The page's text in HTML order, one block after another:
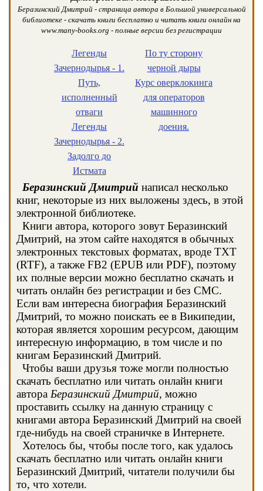
Беразинский Дмитрий - страница автора в Большой универсальной
библиотеке - скачать книги бесплатно и читать книги онлайн на
www.many-books.org - полные версии без регистрации
Легенды
Зачернодырья - 1.
Путь,
исполненный
отваги
Легенды
Зачернодырья - 2.
Задолго до
Истмата
По ту сторону
черной дыры
Курс оверклокинга
для операторов
машинного
доения.
Беразинский Дмитрий написал несколько
книг, некоторые из них выложены здесь, в этой
электронной библиотеке.
Книги автора, которого зовут Беразинский
Дмитрий, на этом сайте находятся в обычных
электронных текстовых форматах, вроде TXT
(RTF), а также FB2 (EPUB или PDF), поэтому
их полные версии можно бесплатно скачать и
читать онлайн без регистрации и без СМС.
Если вам интересна биография Беразинский
Дмитрий, то можно поискать ее в Википедии,
которая является хорошим ресурсом, дающим
интересную информацию, в том числе и по
книгам Беразинский Дмитрий.
Чтобы ваши друзья тоже могли полностью
скачать бесплатно или читать онлайн книги
автора Беразинский Дмитрий, можно
проставить ссылку на данную страницу с
книгами автора Беразинский Дмитрий на своей
где-нибудь на своей страничке в Интернете.
Хотелось бы, чтобы после того, как удалось
скачать бесплатно или читать онлайн книги
Беразинский Дмитрий, читатели получили бы
то, что хотели.